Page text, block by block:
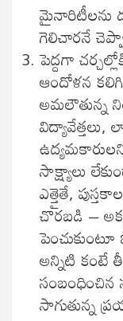
మైనారిటీలను
గెలిచారనే
పెద్దగా
ఆందోళన
అమలౌతున్న
విద్యావేత్తలు,
సాక్ష్యాలు
ఎత్తైతే,
చొరబడి –
అన్నిటి కంటే
సంబంధించిన
సాగుతున్న